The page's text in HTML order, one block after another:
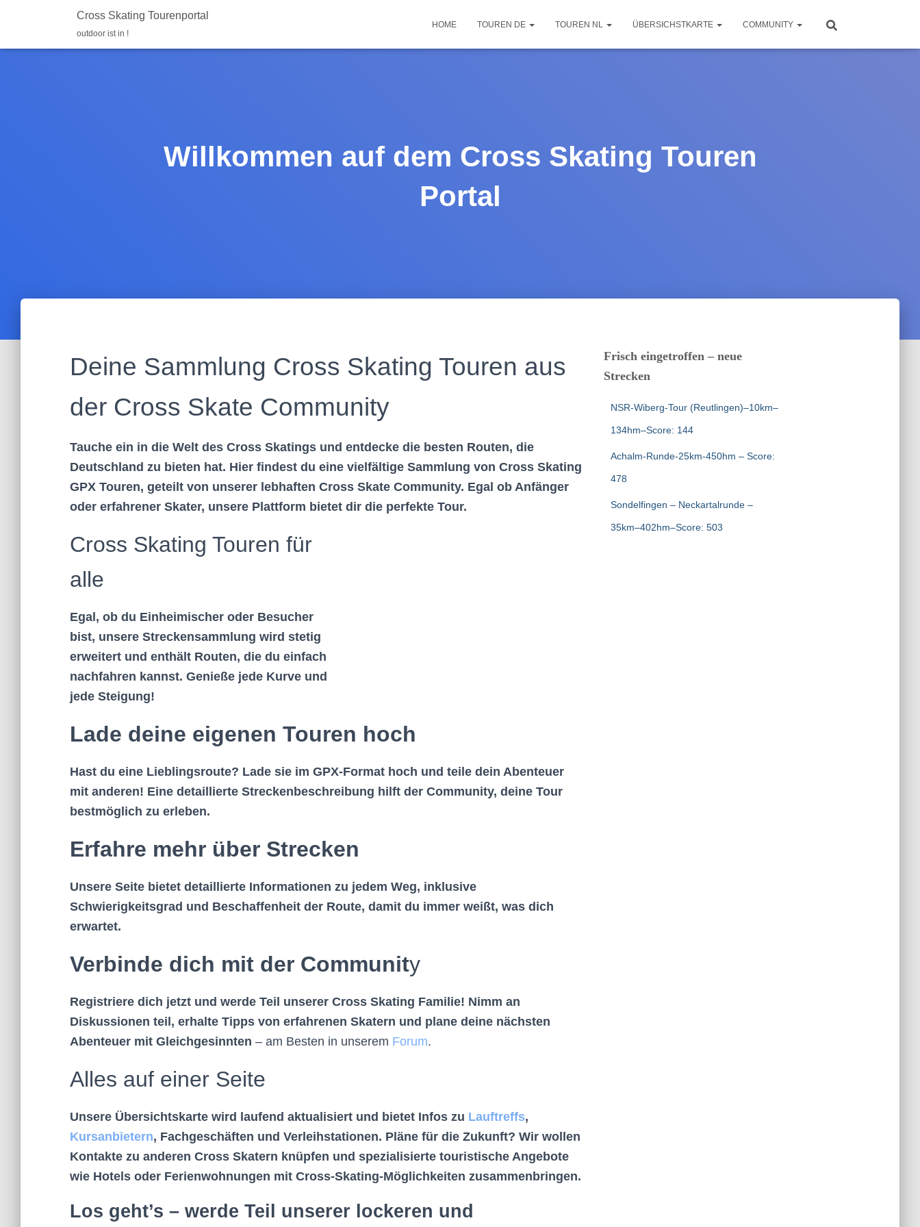
Cross Skating Tourenportal
outdoor ist in !
HOME TOUREN DE TOUREN NL ÜBERSICHSTKARTE COMMUNITY
Willkommen auf dem Cross Skating Touren
Portal
Deine Sammlung Cross Skating Touren aus
der Cross Skate Community
Tauche ein in die Welt des Cross Skatings und entdecke die besten Routen, die
Deutschland zu bieten hat. Hier findest du eine vielfältige Sammlung von Cross Skating
GPX Touren, geteilt von unserer lebhaften Cross Skate Community. Egal ob Anfänger
oder erfahrener Skater, unsere Plattform bietet dir die perfekte Tour.
Cross Skating Touren für
alle
Egal, ob du Einheimischer oder Besucher
bist, unsere Streckensammlung wird stetig
erweitert und enthält Routen, die du einfach
nachfahren kannst. Genieße jede Kurve und
jede Steigung!
Lade deine eigenen Touren hoch
Hast du eine Lieblingsroute? Lade sie im GPX-Format hoch und teile dein Abenteuer
mit anderen! Eine detaillierte Streckenbeschreibung hilft der Community, deine Tour
bestmöglich zu erleben.
Erfahre mehr über Strecken
Unsere Seite bietet detaillierte Informationen zu jedem Weg, inklusive
Schwierigkeitsgrad und Beschaffenheit der Route, damit du immer weißt, was dich
erwartet.
Verbinde dich mit der Community
Registriere dich jetzt und werde Teil unserer Cross Skating Familie! Nimm an
Diskussionen teil, erhalte Tipps von erfahrenen Skatern und plane deine nächsten
Abenteuer mit Gleichgesinnten – am Besten in unserem Forum.
Alles auf einer Seite
Unsere Übersichtskarte wird laufend aktualisiert und bietet Infos zu Lauftreffs,
Kursanbietern, Fachgeschäften und Verleihstationen. Pläne für die Zukunft? Wir wollen
Kontakte zu anderen Cross Skatern knüpfen und spezialisierte touristische Angebote
wie Hotels oder Ferienwohnungen mit Cross-Skating-Möglichkeiten zusammenbringen.
Los geht’s – werde Teil unserer lockeren und
Frisch eingetroffen – neue
Strecken
NSR-Wiberg-Tour (Reutlingen)–10km–
134hm–Score: 144
Achalm-Runde-25km-450hm – Score:
478
Sondelfingen – Neckartalrunde –
35km–402hm–Score: 503